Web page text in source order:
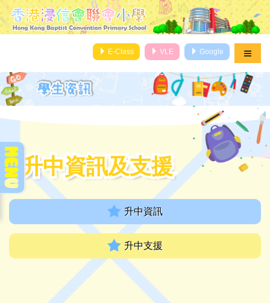
E-Class VLE Google
升中資訊及支援
升中資訊及支援
升中資訊
升中支援